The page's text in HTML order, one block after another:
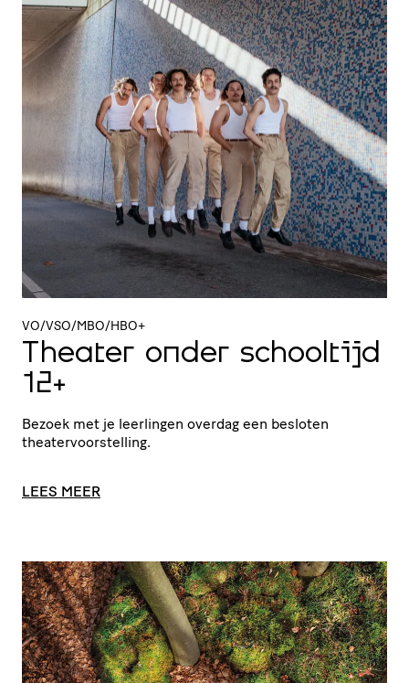
VO/VSO/MBO/HBO+
Theater onder schooltijd
12+
Bezoek met je leerlingen overdag een besloten
theatervoorstelling.
LEES MEER